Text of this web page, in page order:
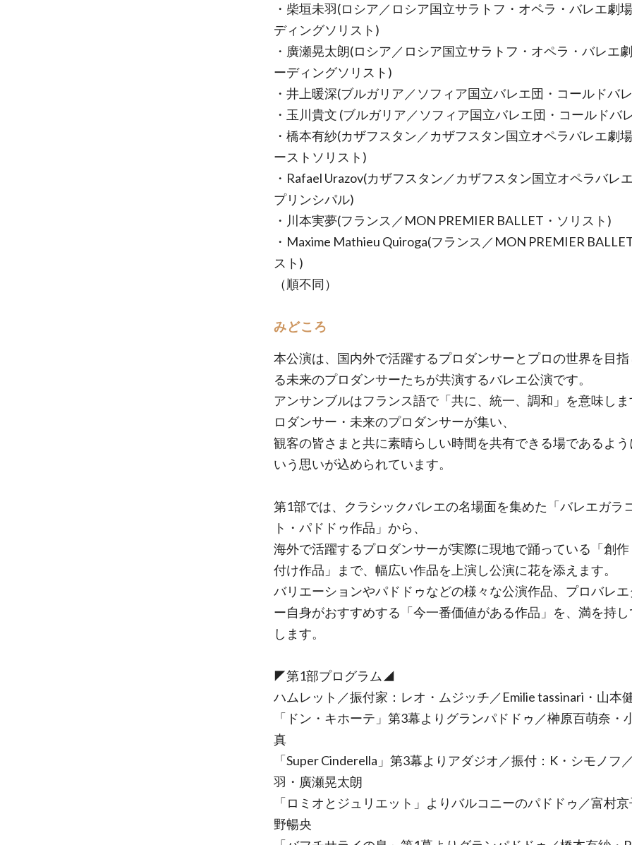
・柴垣未羽(ロシア／ロシア国立サラトフ・オペラ・バレエ劇
ディングソリスト)
・廣瀬晃太朗(ロシア／ロシア国立サラトフ・オペラ・バレエ
ーディングソリスト)
・井上暖深(ブルガリア／ソフィア国立バレエ団・コールドバ
・玉川貴文 (ブルガリア／ソフィア国立バレエ団・コールドバ
・橋本有紗(カザフスタン／カザフスタン国立オペラバレエ劇
ーストソリスト)
・Rafael Urazov(カザフスタン／カザフスタン国立オペラバレ
プリンシパル)
・川本実夢(フランス／MON PREMIER BALLET・ソリスト)
・Maxime Mathieu Quiroga(フランス／MON PREMIER
スト)
（順不同）
みどころ
本公演は、国内外で活躍するプロダンサーとプロの世界を目指
る未来のプロダンサーたちが共演するバレエ公演です。
アンサンブルはフランス語で「共に、統一、調和」を意味し
ロダンサー・未来のプロダンサーが集い、
観客の皆さまと共に素晴らしい時間を共有できる場であるよう
いう思いが込められています。
第1部では、クラシックバレエの名場面を集めた「バレエガラ
ト・パドドゥ作品」から、
海外で活躍するプロダンサーが実際に現地で踊っている「創作
付け作品」まで、幅広い作品を上演し公演に花を添えます。
バリエーションやパドドゥなどの様々な公演作品、プロバレエ
ー自身がおすすめする「今一番価値がある作品」を、満を持し
します。
◤第1部プログラム◢
ハムレット／振付家：レオ・ムジッチ／Emilie tassinari・山本
「ドン・キホーテ」第3幕よりグランパドドゥ／榊原百萌奈・
真
「Super Cinderella」第3幕よりアダジオ／振付：K・シモノフ
羽・廣瀬晃太朗
「ロミオとジュリエット」よりバルコニーのパドドゥ／富村
野暢央